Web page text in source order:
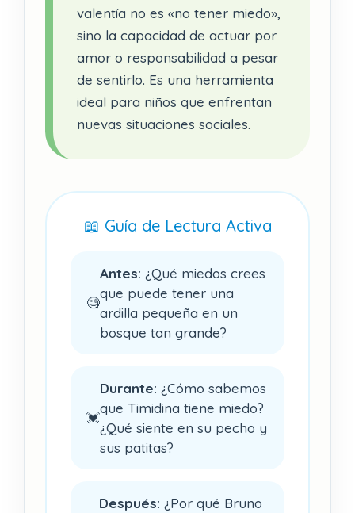
valentía no es «no tener miedo»,
sino la capacidad de actuar por
amor o responsabilidad a pesar
de sentirlo. Es una herramienta
ideal para niños que enfrentan
nuevas situaciones sociales.
📖 Guía de Lectura Activa
🧐
Antes: ¿Qué miedos crees
que puede tener una
ardilla pequeña en un
bosque tan grande?
💓
Durante: ¿Cómo sabemos
que Timidina tiene miedo?
¿Qué siente en su pecho y
sus patitas?
Después: ¿Por qué Bruno